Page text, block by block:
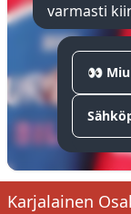
varmasti
👀
Karjalainen